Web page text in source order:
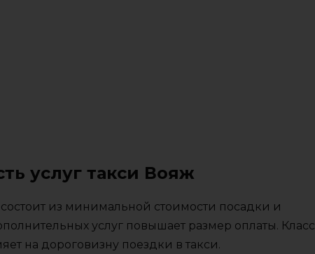
услуг такси Вояж
из минимальной стоимости посадки и
услуг повышает размер оплаты. Класс
на дороговизну поездки в такси.